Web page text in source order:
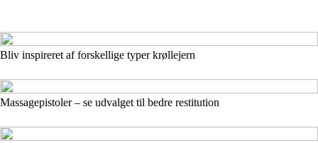
Bliv inspireret af forskellige typer krøllejern
Massagepistoler – se udvalget til bedre restitution